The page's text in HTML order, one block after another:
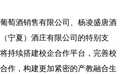
萄酒销售有限公司、杨凌盛唐酒
宁夏）酒庄有限公司的特别支
持续搭建校企合作平台，完善校
作，构建更加紧密的产教融合生
吴普特赴山东访企拓岗 深化校地企合作